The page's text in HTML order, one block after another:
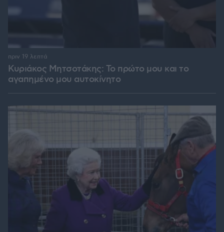
Κυριάκος Μητσοτάκης: Το πρώτο μου και το
αγαπημένο μου αυτοκίνητο
πριν 19 λεπτά